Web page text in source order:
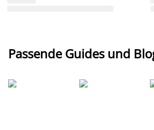
Passende Guides und